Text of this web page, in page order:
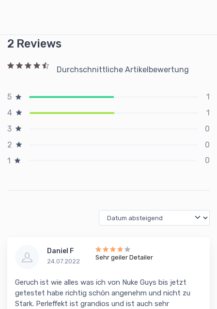
2 Reviews
Durchschnittliche Artikelbewertung
5
1
4
1
3
0
2
0
1
0
Daniel F
24.07.2022
Sehr geiler Detailer
Geruch ist wie alles was ich von Nuke Guys bis jetzt
getestet habe richtig schön angenehm und nicht zu
Stark. Perleffekt ist grandios und ist auch sehr